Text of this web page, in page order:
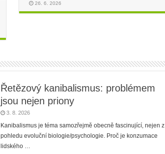
26. 6. 2026
Řetězový kanibalismus: problémem
jsou nejen priony
3. 8. 2026
Kanibalismus je téma samozřejmě obecně fascinující, nejen z
pohledu evoluční biologie/psychologie. Proč je konzumace
lidského …